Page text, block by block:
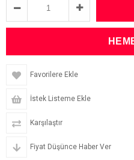
Favorilere Ekle
İstek Listeme Ekle
Karşılaştır
Fiyat Düşünce Haber Ver